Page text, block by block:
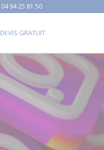
04 94 25 81 50
DEVIS GRATUIT